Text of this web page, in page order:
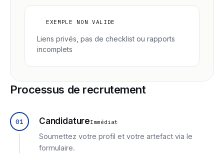
EXEMPLE NON VALIDE
Liens privés, pas de checklist ou rapports
incomplets
Processus de recrutement
01 CandidatureImmédiat
Soumettez votre profil et votre artefact via le
formulaire.